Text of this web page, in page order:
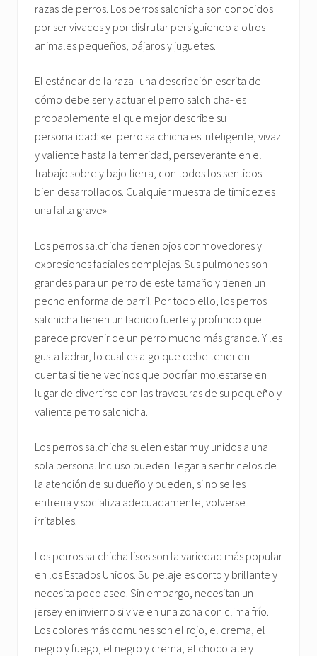
razas de perros. Los perros salchicha son conocidos
por ser vivaces y por disfrutar persiguiendo a otros
animales pequeños, pájaros y juguetes.
El estándar de la raza -una descripción escrita de
cómo debe ser y actuar el perro salchicha- es
probablemente el que mejor describe su
personalidad: «el perro salchicha es inteligente, vivaz
y valiente hasta la temeridad, perseverante en el
trabajo sobre y bajo tierra, con todos los sentidos
bien desarrollados. Cualquier muestra de timidez es
una falta grave»
Los perros salchicha tienen ojos conmovedores y
expresiones faciales complejas. Sus pulmones son
grandes para un perro de este tamaño y tienen un
pecho en forma de barril. Por todo ello, los perros
salchicha tienen un ladrido fuerte y profundo que
parece provenir de un perro mucho más grande. Y les
gusta ladrar, lo cual es algo que debe tener en
cuenta si tiene vecinos que podrían molestarse en
lugar de divertirse con las travesuras de su pequeño y
valiente perro salchicha.
Los perros salchicha suelen estar muy unidos a una
sola persona. Incluso pueden llegar a sentir celos de
la atención de su dueño y pueden, si no se les
entrena y socializa adecuadamente, volverse
irritables.
Los perros salchicha lisos son la variedad más popular
en los Estados Unidos. Su pelaje es corto y brillante y
necesita poco aseo. Sin embargo, necesitan un
jersey en invierno si vive en una zona con clima frío.
Los colores más comunes son el rojo, el crema, el
negro y fuego, el negro y crema, el chocolate y